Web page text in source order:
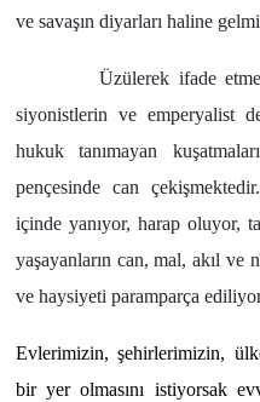
ve savaşın diyarları haline
Üzülerek ifade
siyonistlerin ve emperyalist
hukuk tanımayan
pençesinde can
içinde yanıyor, harap oluyor,
yaşayanların can, mal, akıl ve
ve haysiyeti paramparça
Evlerimizin, şehirlerimizin,
bir yer olmasını istiyorsak